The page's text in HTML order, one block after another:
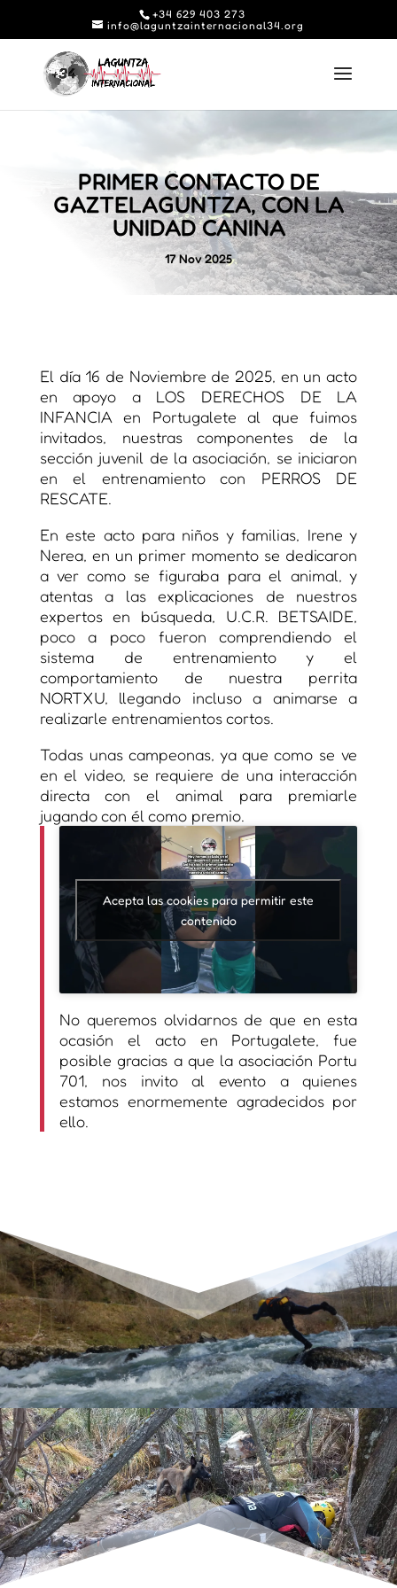
+34 629 403 273
info@laguntzainternacional34.org
PRIMER CONTACTO DE
GAZTELAGUNTZA, CON LA
UNIDAD CANINA
17 Nov 2025
El día 16 de Noviembre de 2025, en un acto
en apoyo a LOS DERECHOS DE LA
INFANCIA en Portugalete al que fuimos
invitados, nuestras componentes de la
sección juvenil de la asociación, se iniciaron
en el entrenamiento con PERROS DE
RESCATE.
En este acto para niños y familias, Irene y
Nerea, en un primer momento se dedicaron
a ver como se figuraba para el animal, y
atentas a las explicaciones de nuestros
expertos en búsqueda, U.C.R. BETSAIDE,
poco a poco fueron comprendiendo el
sistema de entrenamiento y el
comportamiento de nuestra perrita
NORTXU, llegando incluso a animarse a
realizarle entrenamientos cortos.
Todas unas campeonas, ya que como se ve
en el video, se requiere de una interacción
directa con el animal para premiarle
jugando con él como premio.
Acepta las cookies para permitir este
contenido
No queremos olvidarnos de que en esta
ocasión el acto en Portugalete, fue
posible gracias a que la asociación Portu
701, nos invito al evento a quienes
estamos enormemente agradecidos por
ello.